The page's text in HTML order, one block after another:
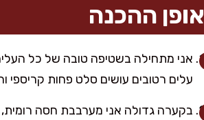
אופן ההכנה
אני מתחילה בשטיפה טובה של כל
עלים רטובים עושים סלט פחות קריספי
בקערה גדולה אני מערבבת חסה רומית,